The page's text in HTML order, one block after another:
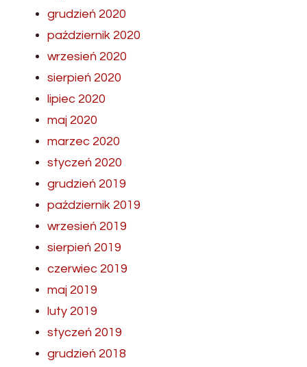
grudzień 2020
październik 2020
wrzesień 2020
sierpień 2020
lipiec 2020
maj 2020
marzec 2020
styczeń 2020
grudzień 2019
październik 2019
wrzesień 2019
sierpień 2019
czerwiec 2019
maj 2019
luty 2019
styczeń 2019
grudzień 2018